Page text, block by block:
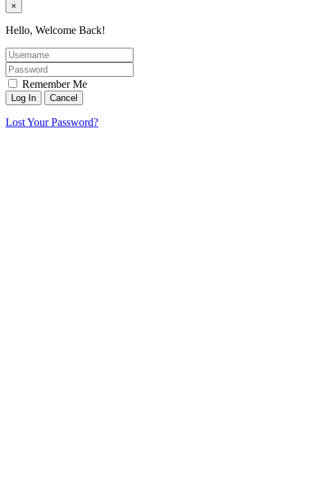
×
Hello, Welcome Back!
Remember Me
Lost Your Password?